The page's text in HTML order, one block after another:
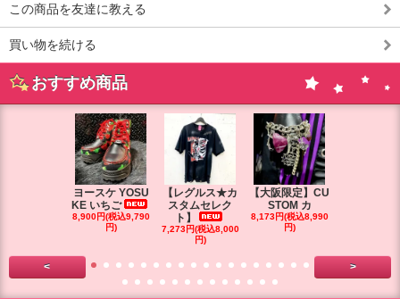
この商品を友達に教える
買い物を続ける
おすすめ商品
ヨースケ YOSU
KE いちご
8,900円(税込9,790
円)
【レグルス★カ
スタムセレク
ト】
7,273円(税込8,000
円)
【大阪限定】CU
STOM カ
8,173円(税込8,990
円)
< >